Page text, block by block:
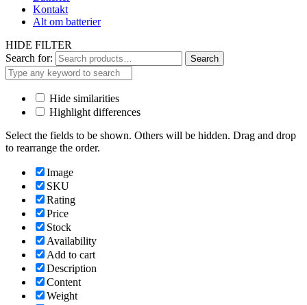
Kontakt
Alt om batterier
HIDE FILTER
Search for:
Search
Hide similarities
Highlight differences
Select the fields to be shown. Others will be hidden. Drag and drop
to rearrange the order.
Image
SKU
Rating
Price
Stock
Availability
Add to cart
Description
Content
Weight